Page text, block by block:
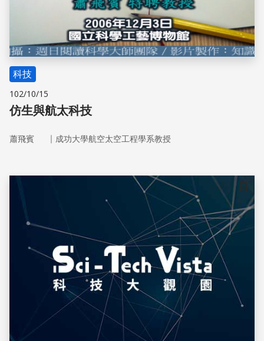
科技
102/10/15
仿生與航太科技
蕭飛賓 ｜ 成功大學航空太空工程學系教授
儲存